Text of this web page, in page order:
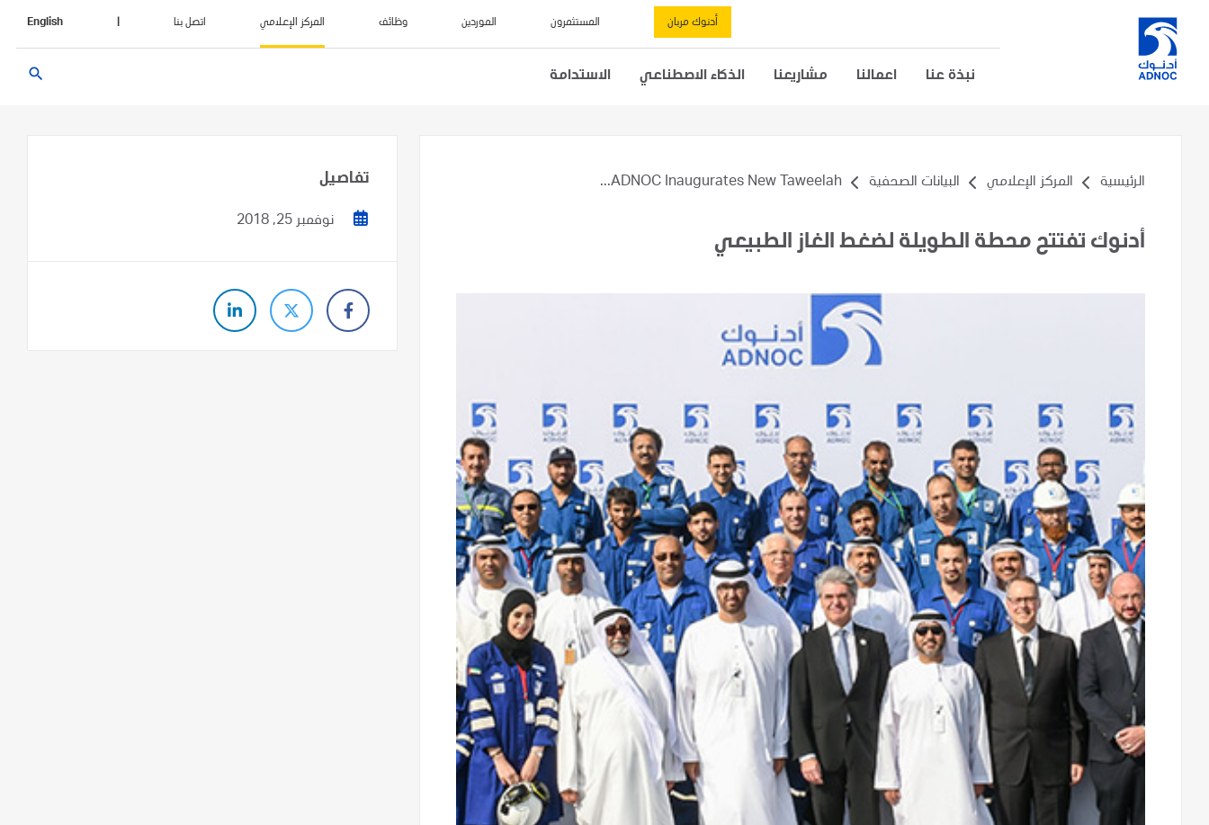
أدنوك مربان المستثمرون الموردين وظائف المركز الإعلامي اتصل بنا English
نبذة عنا اعمالنا مشاريعنا الذكاء الاصطناعي الاستدامة search
الرئيسية المركز الإعلامي البيانات الصحفية ADNOC Inaugurates New Taweelah...
أدنوك تفتتح محطة الطويلة لضغط الغاز الطبيعي
تفاصيل
نوفمبر 25, 2018